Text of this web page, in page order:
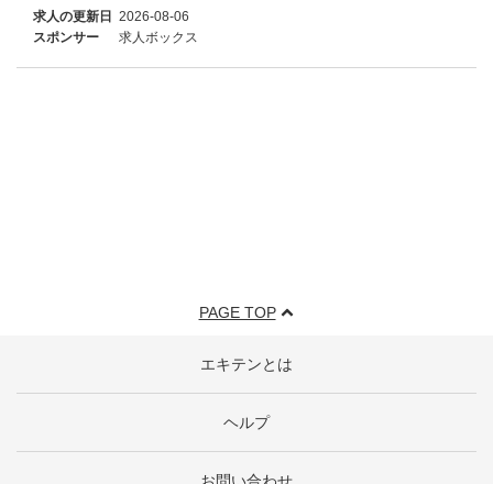
求人の更新日 2026-08-06
スポンサー
求人ボックス
PAGE TOP
エキテンとは
ヘルプ